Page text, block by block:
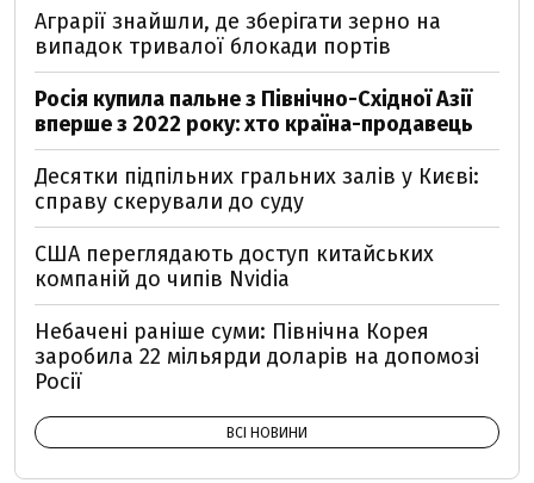
Аграрії знайшли, де зберігати зерно на
випадок тривалої блокади портів
Росія купила пальне з Північно-Східної Азії
вперше з 2022 року: хто країна-продавець
Десятки підпільних гральних залів у Києві:
справу скерували до суду
США переглядають доступ китайських
компаній до чипів Nvidia
Небачені раніше суми: Північна Корея
заробила 22 мільярди доларів на допомозі
Росії
ВСІ НОВИНИ